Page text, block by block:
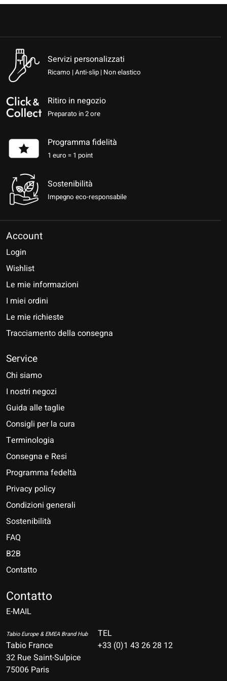
Servizi personalizzati
Ricamo | Anti-slip | Non elastico
Ritiro in negozio
Preparato in 2 ore
Programma fidelità
1 euro = 1 point
Sostenibilità
Impegno eco-responsabile
Account
Login
Wishlist
Le mie informazioni
I miei ordini
Le mie richieste
Tracciamento della consegna
Service
Chi siamo
I nostri negozi
Guida alle taglie
Consigli per la cura
Terminologia
Consegna e Resi
Programma fedeltà
Privacy policy
Condizioni generali
Sostenibilità
FAQ
B2B
Contatto
Contatto
E-MAIL
Tabio Europe & EMEA Brand Hub
Tabio France
32 Rue Saint-Sulpice
75006 Paris
TEL
+33 (0)1 43 26 28 12